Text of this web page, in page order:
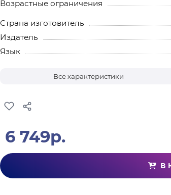
Возрастные ограничения
Страна изготовитель
Издатель
Язык
Все характеристики
6 749р.
В